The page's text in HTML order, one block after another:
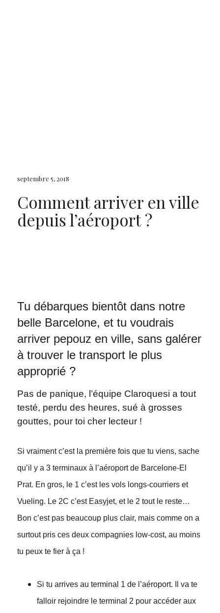
septembre 5, 2018
Comment arriver en ville
depuis l’aéroport ?
Tu débarques bientôt dans notre
belle Barcelone, et tu voudrais
arriver pepouz en ville, sans galérer
à trouver le transport le plus
approprié ?
Pas de panique, l’équipe Claroquesi a tout
testé, perdu des heures, sué à grosses
gouttes, pour toi cher lecteur !
Si vraiment c’est la première fois que tu viens, sache
qu’il y a 3 terminaux à l’aéroport de Barcelone-El
Prat. En gros, le 1 c’est les vols longs-courriers et
Vueling. Le 2C c’est Easyjet, et le 2 tout le reste…
Bon c’est pas beaucoup plus clair, mais comme on a
surtout pris ces deux compagnies low-cost, au moins
tu peux te fier à ça !
Si tu arrives au terminal 1 de l’aéroport. Il va te
falloir rejoindre le terminal 2 pour accéder aux